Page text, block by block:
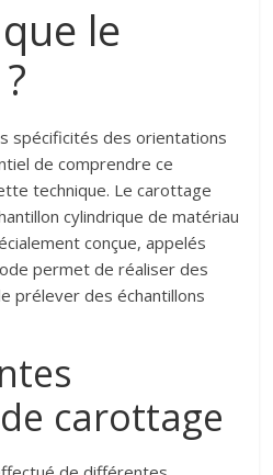
le
spécificités des orientations
de comprendre ce
technique. Le carottage
cylindrique de matériau
conçue, appelés
permet de réaliser des
prélever des échantillons
carottage